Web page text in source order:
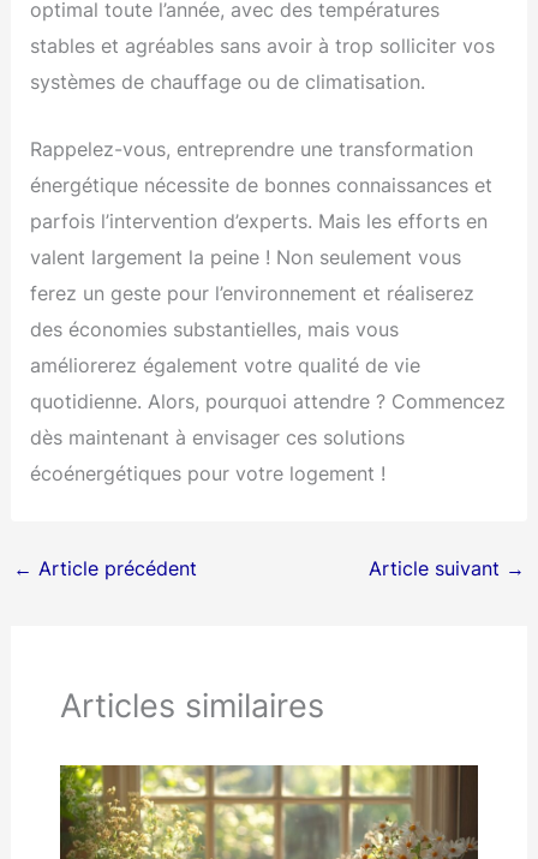
optimal toute l’année, avec des températures
stables et agréables sans avoir à trop solliciter vos
systèmes de chauffage ou de climatisation.
Rappelez-vous, entreprendre une transformation
énergétique nécessite de bonnes connaissances et
parfois l’intervention d’experts. Mais les efforts en
valent largement la peine ! Non seulement vous
ferez un geste pour l’environnement et réaliserez
des économies substantielles, mais vous
améliorerez également votre qualité de vie
quotidienne. Alors, pourquoi attendre ? Commencez
dès maintenant à envisager ces solutions
écoénergétiques pour votre logement !
← Article précédent Article suivant →
Articles similaires